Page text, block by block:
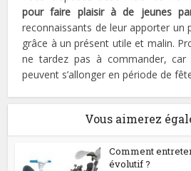
pour faire plaisir à de jeunes
reconnaissants de leur apporter un
grâce à un présent utile et malin.
ne tardez pas à commander, car
peuvent s’allonger en période de
Vous aimerez
Comment
évolutif ?